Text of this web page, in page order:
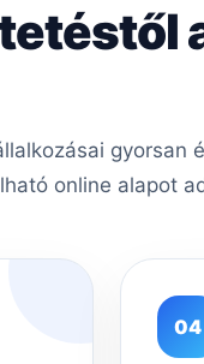
gyorsan
online alapot
04